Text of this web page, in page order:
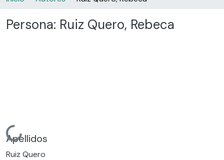
Persona: Ruiz Quero, Rebeca
Cargando...
Apellidos
Ruiz Quero